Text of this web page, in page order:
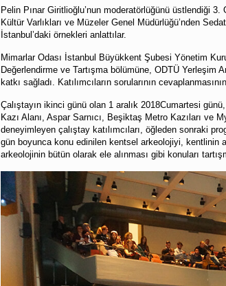
Pelin Pınar Giritlioğlu’nun moderatörlüğünü üstlendiği
Kültür Varlıkları ve Müzeler Genel Müdürlüğü’nden
İstanbul’daki örnekleri anlattılar.
Mimarlar Odası İstanbul Büyükkent Şubesi Yönetim
Değerlendirme ve Tartışma bölümüne, ODTÜ Yerleşim
katkı sağladı. Katılımcıların sorularının
Çalıştayın ikinci günü olan 1 aralık 2018Cumartesi
Kazı Alanı, Aspar Sarnıcı, Beşiktaş Metro Kazıları ve
deneyimleyen çalıştay katılımcıları, öğleden sonraki
gün boyunca konu edinilen kentsel arkeolojiyi,
arkeolojinin bütün olarak ele alınması gibi konuları